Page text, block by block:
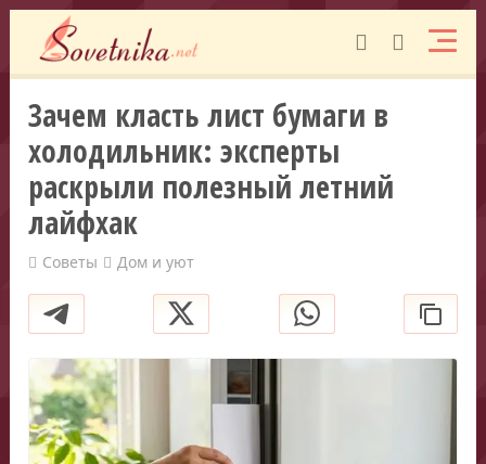
Зачем класть лист бумаги в
холодильник: эксперты
раскрыли полезный летний
лайфхак
Советы Дом и уют